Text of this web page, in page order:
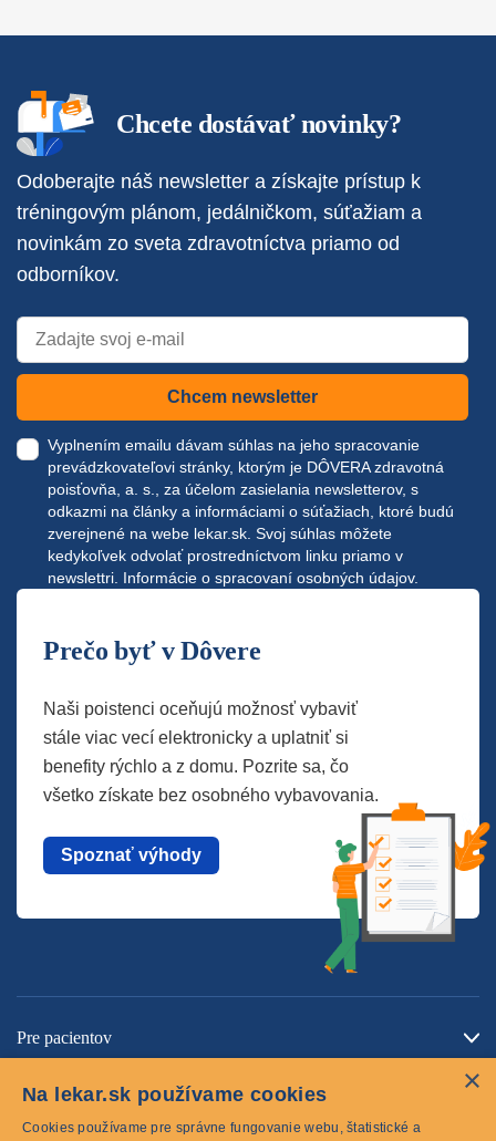
Chcete dostávať novinky?
Odoberajte náš newsletter a získajte prístup k
tréningovým plánom, jedálničkom, súťažiam a
novinkám zo sveta zdravotníctva priamo od
odborníkov.
Chcem newsletter
Vyplnením emailu dávam súhlas na jeho spracovanie
prevádzkovateľovi stránky, ktorým je DÔVERA zdravotná
poisťovňa, a. s., za účelom zasielania newsletterov, s
odkazmi na články a informáciami o súťažiach, ktoré budú
zverejnené na webe lekar.sk . Svoj súhlas môžete
kedykoľvek odvolať prostredníctvom linku priamo v
newslettri. Informácie o spracovaní osobných údajov.
Prečo byť v Dôvere
Naši poistenci oceňujú možnosť vybaviť
stále viac vecí elektronicky a uplatniť si
benefity rýchlo a z domu. Pozrite sa, čo
všetko získate bez osobného vybavovania.
Spoznať výhody
Pre pacientov
×
Na lekar.sk používame cookies
Cookies používame pre správne fungovanie webu, štatistické a